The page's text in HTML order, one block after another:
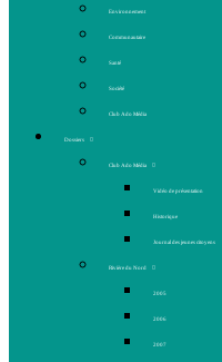
Environnement
Communautaire
Santé
Société
Club Ado Média
Dossiers
Club Ado Média
Vidéo de présentation
Historique
Journal des jeunes citoyens
Rivière du Nord
2005
2006
2007